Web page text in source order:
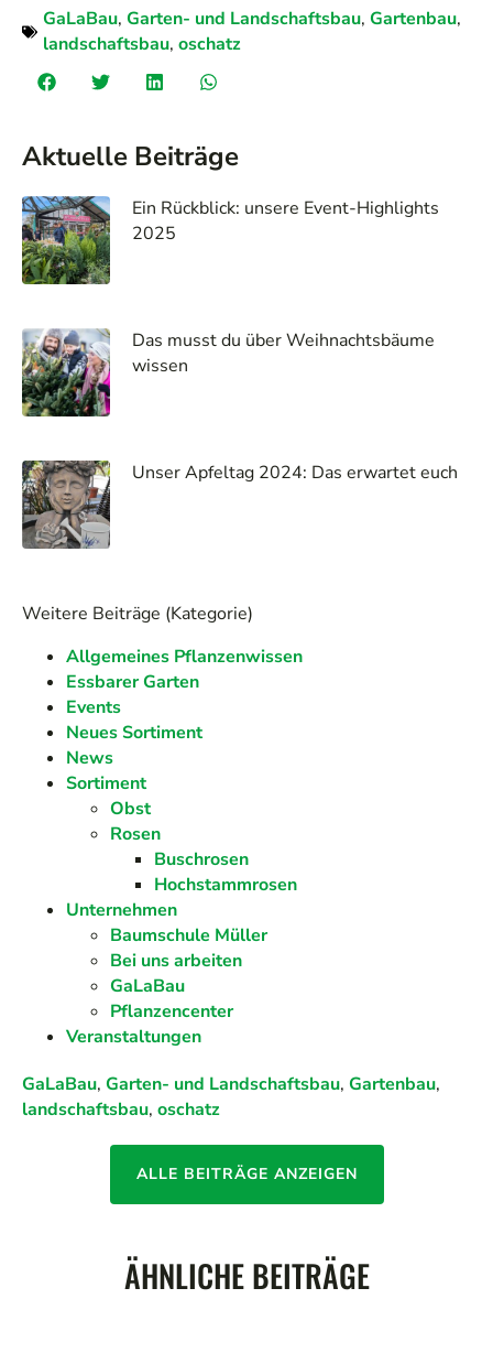
GaLaBau, Garten- und Landschaftsbau, Gartenbau,
landschaftsbau, oschatz
Aktuelle Beiträge
Ein Rückblick: unsere Event-Highlights
2025
Das musst du über Weihnachtsbäume
wissen
Unser Apfeltag 2024: Das erwartet euch
Weitere Beiträge (Kategorie)
Allgemeines Pflanzenwissen
Essbarer Garten
Events
Neues Sortiment
News
Sortiment
Obst
Rosen
Buschrosen
Hochstammrosen
Unternehmen
Baumschule Müller
Bei uns arbeiten
GaLaBau
Pflanzencenter
Veranstaltungen
GaLaBau, Garten- und Landschaftsbau, Gartenbau,
landschaftsbau, oschatz
ALLE BEITRÄGE ANZEIGEN
ÄHNLICHE BEITRÄGE